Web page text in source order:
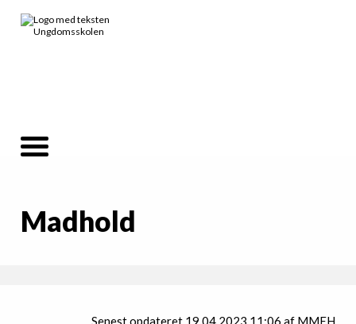
Madhold
Senest opdateret 19.04.2023 11:06 af MMEH